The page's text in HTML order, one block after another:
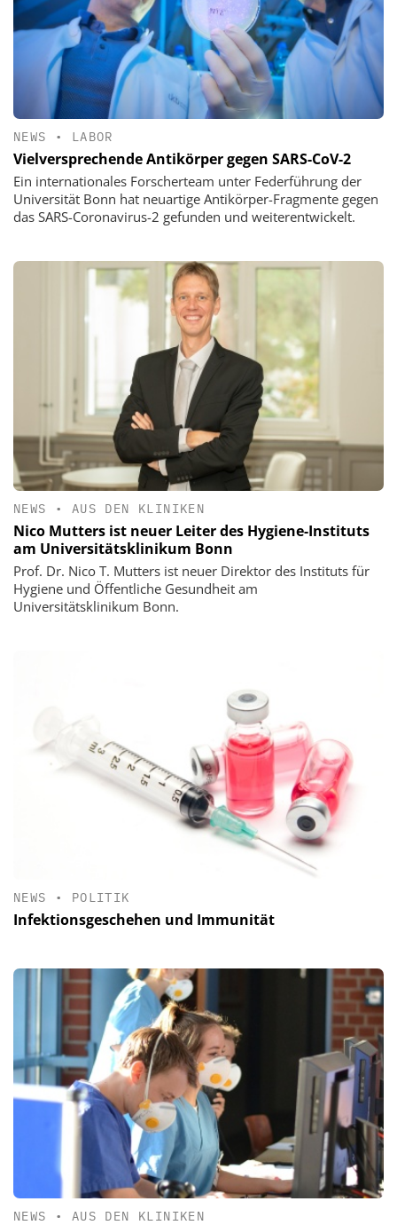
NEWS • LABOR
Vielversprechende Antikörper gegen SARS-CoV-2
Ein internationales Forscherteam unter Federführung der
Universität Bonn hat neuartige Antikörper-Fragmente gegen
das SARS-Coronavirus-2 gefunden und weiterentwickelt.
NEWS • AUS DEN KLINIKEN
Nico Mutters ist neuer Leiter des Hygiene-Instituts
am Universitätsklinikum Bonn
Prof. Dr. Nico T. Mutters ist neuer Direktor des Instituts für
Hygiene und Öffentliche Gesundheit am
Universitätsklinikum Bonn.
NEWS • POLITIK
Infektionsgeschehen und Immunität
NEWS • AUS DEN KLINIKEN